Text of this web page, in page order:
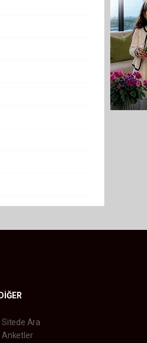
DİĞER
Sitede Ara
Anketler